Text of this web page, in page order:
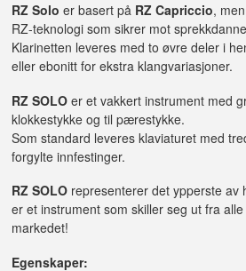
RZ Solo er basert på RZ Capriccio,
RZ-teknologi som sikrer mot
Klarinetten leveres med to øvre deler i
eller ebonitt for ekstra klangvariasjoner.
RZ SOLO er et vakkert instrument med
klokkestykke og til pærestykke.
Som standard leveres klaviaturet med
forgylte innfestinger.
RZ SOLO representerer det ypperste av
er et instrument som skiller seg ut fra
markedet!
Egenskaper: